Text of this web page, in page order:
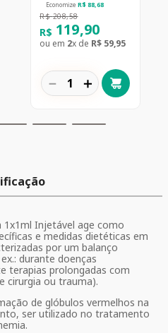
Economize R$ 88,68
R$ 208,58
R$ 119,90
ou em 2x de R$ 59,95
＋
－
1x1ml Injetável age como
e medidas dietéticas em
por um balanço
durante doenças
terapias prolongadas com
cirurgia ou trauma).
de glóbulos vermelhos na
ser utilizado no tratamento